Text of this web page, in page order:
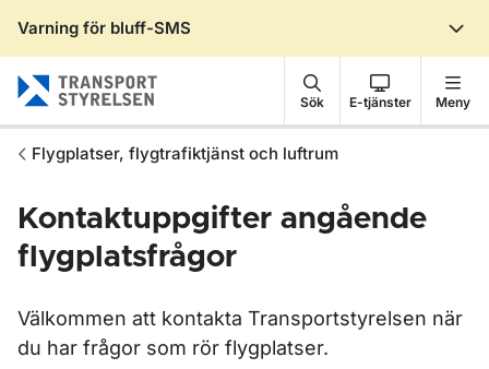
Varning för bluff-SMS
Sök E-tjänster Meny
Flygplatser, flygtrafiktjänst och luftrum
Kontaktuppgifter angående
flygplatsfrågor
Välkommen att kontakta Transportstyrelsen när
du har frågor som rör flygplatser.